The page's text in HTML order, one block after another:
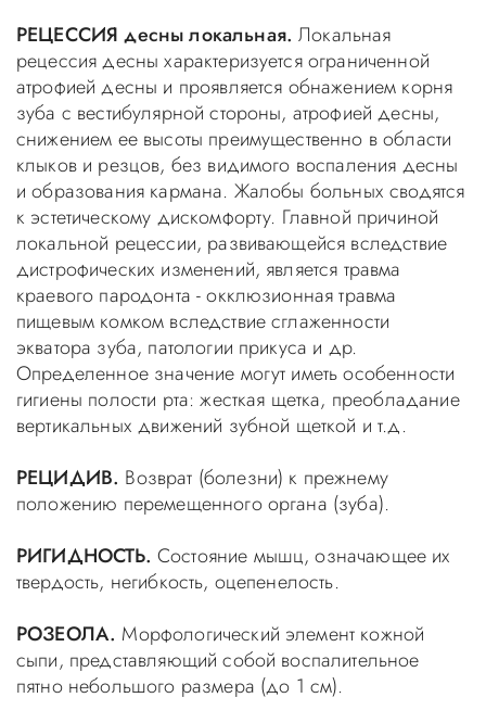
РЕЦЕССИЯ десны локальная.Локальная
рецессия десны характеризуется ограниченной
атрофией десны и проявляется обнажением корня
зуба с вестибулярной стороны, атрофией десны,
снижением ее высоты преимущественно в области
клыков и резцов, без видимого воспаления десны
и образования кармана. Жалобы больных сводятся
к эстетическому дискомфорту. Главной причиной
локальной рецессии, развивающейся вследствие
дистрофических изменений, является травма
краевого пародонта - окклюзионная травма
пищевым комком вследствие сглаженности
экватора зуба, патологии прикуса и др.
Определенное значение могут иметь особенности
гигиены полости рта: жесткая щетка, преобладание
вертикальных движений зубной щеткой и т.д.
РЕЦИДИВ. Возврат (болезни) к прежнему
положению перемещенного органа (зуба).
РИГИДНОСТЬ. Состояние мышц, означающее их
твердость, негибкость, оцепенелость.
РОЗЕОЛА. Морфологический элемент кожной
сыпи, представляющий собой воспалительное
пятно небольшого размера (до 1 см).